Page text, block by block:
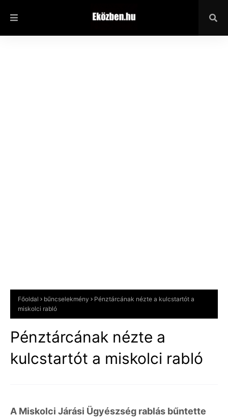
Főoldal bűncselekmény
Pénztárcának nézte a kulcstartót a
miskolci rabló
Pénztárcának nézte a
kulcstartót a miskolci rabló
A Miskolci Járási Ügyészség rablás bűntette